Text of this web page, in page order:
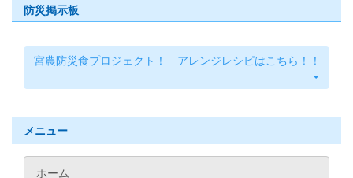
防災掲示板
宮農防災食プロジェクト！ アレンジレシピはこちら！！
メニュー
ホーム